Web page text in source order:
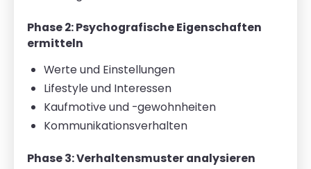
Phase 2: Psychografische Eigenschaften
ermitteln
Werte und Einstellungen
Lifestyle und Interessen
Kaufmotive und -gewohnheiten
Kommunikationsverhalten
Phase 3: Verhaltensmuster analysieren